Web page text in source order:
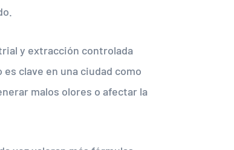
y extracción controlada
clave en una ciudad como
malos olores o afectar la